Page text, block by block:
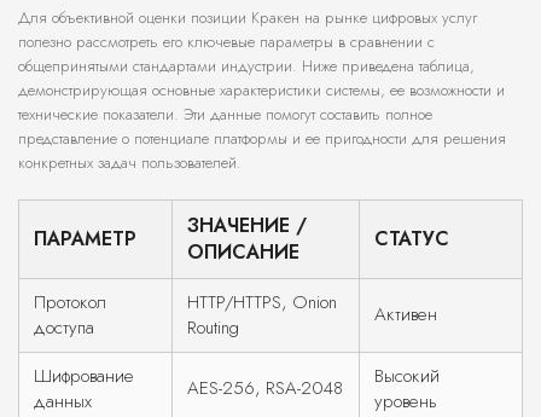
Для объективной оценки позиции Кракен на рынке цифровых услуг
полезно рассмотреть его ключевые параметры в сравнении с
общепринятыми стандартами индустрии. Ниже приведена таблица,
демонстрирующая основные характеристики системы, ее возможности и
технические показатели. Эти данные помогут составить полное
представление о потенциале платформы и ее пригодности для решения
конкретных задач пользователей.
ПАРАМЕТР
ЗНАЧЕНИЕ /
ОПИСАНИЕ
СТАТУС
Протокол
доступа
HTTP/HTTPS, Onion
Routing
Активен
Шифрование
данных
AES-256, RSA-2048
Высокий
уровень